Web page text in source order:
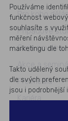
Používáme
funkčnost
souhlasíte s
měření
marketingu dle
Takto udělený
dle svých
jsou i
Pro koho
Případové
Co je nového
Akce a
Pro média
Kariéra